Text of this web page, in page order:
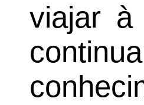
viajar à